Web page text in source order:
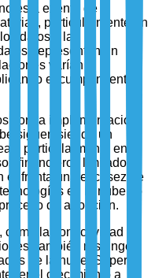
está exento de
particularmente en
datos y las
representan un
varían
el cumplimiento
con la implementación
siguen siendo un
particularmente en
financieros limitados.
enfrenta una escasez de
en la nube, lo
de adopción.
la conectividad a
también restringen
de la nube. Superar
el crecimiento a